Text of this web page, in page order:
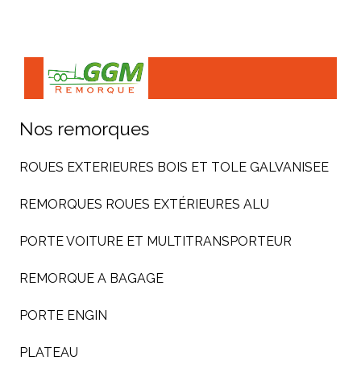
Nos remorques
ROUES EXTERIEURES BOIS ET TOLE GALVANISEE
REMORQUES ROUES EXTÉRIEURES ALU
PORTE VOITURE ET MULTITRANSPORTEUR
REMORQUE A BAGAGE
PORTE ENGIN
PLATEAU